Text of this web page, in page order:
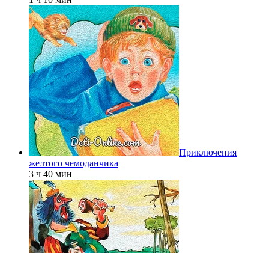
Приключения
желтого чемоданчика
3 ч 40 мин